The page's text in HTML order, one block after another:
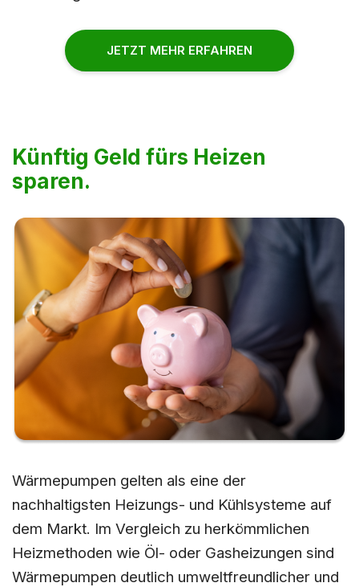
JETZT MEHR ERFAHREN
Künftig Geld fürs Heizen
sparen.
Wärmepumpen gelten als eine der
nachhaltigsten Heizungs- und Kühlsysteme auf
dem Markt. Im Vergleich zu herkömmlichen
Heizmethoden wie Öl- oder Gasheizungen sind
Wärmepumpen deutlich umweltfreundlicher und